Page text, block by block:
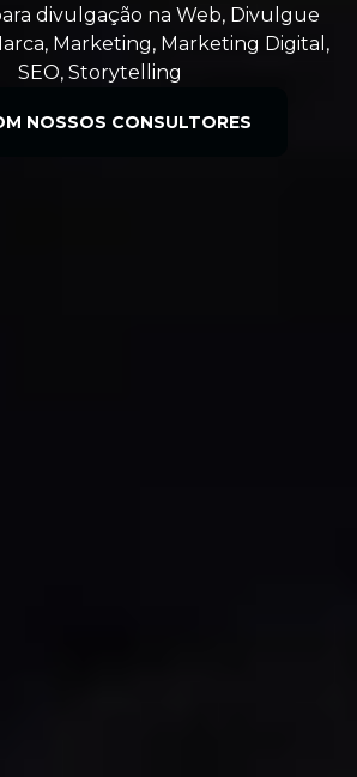
divulgação na Web, Divulgue
, Marketing, Marketing Digital ,
SEO, Storytelling
NOSSOS CONSULTORES